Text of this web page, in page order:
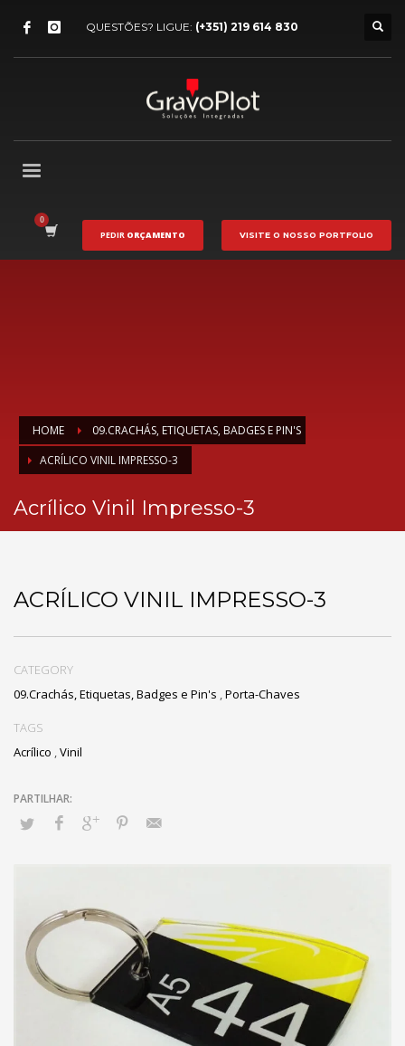
QUESTÕES? LIGUE: (+351) 219 614 830
PEDIR ORÇAMENTO VISITE O NOSSO PORTFOLIO
HOME
09.CRACHÁS, ETIQUETAS, BADGES E PIN'S
ACRÍLICO VINIL IMPRESSO-3
Acrílico Vinil Impresso-3
ACRÍLICO VINIL IMPRESSO-3
CATEGORY
09.Crachás, Etiquetas, Badges e Pin's ,Porta-Chaves
TAGS
Acrílico ,Vinil